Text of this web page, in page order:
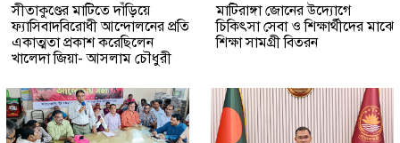
সীতাকুণ্ডের মাটিতে দাঁড়িয়ে
ফ্যাসিবাদবিরোধী আন্দোলনের প্রতি
একাত্মতা প্রকাশ করেছিলেন
খালেদা জিয়া- আসলাম চৌধুরী
মাটিরাঙ্গা জোনের উদ্যোগে
চিকিৎসা সেবা ও শিক্ষার্থীদের মাঝে
শিক্ষা সামগ্রী বিতরন